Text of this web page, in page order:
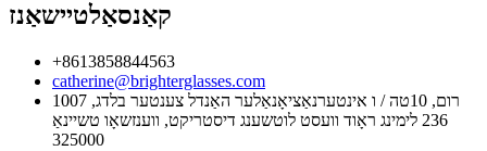
קאַנסאַלטיישאַנז
+8613858844563
catherine@brighterglasses.com
1007 רום, 10טה / ו אינטערנאַציאָנאַלער האַנדל צענטער בלדג,
236 לימינג ראָוד וועסט לוטשענג דיסטריקט, ווענזשאָו טשיינאַ
325000